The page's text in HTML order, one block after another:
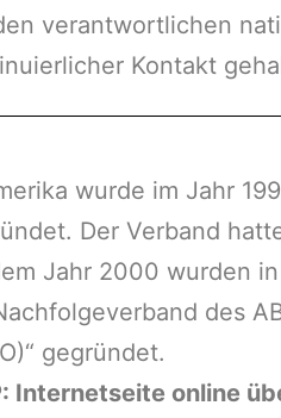
verantwortlichen
Kontakt
wurde im Jahr
Der Verband
Jahr 2000 wurden
des
gegründet.
Internetseite online